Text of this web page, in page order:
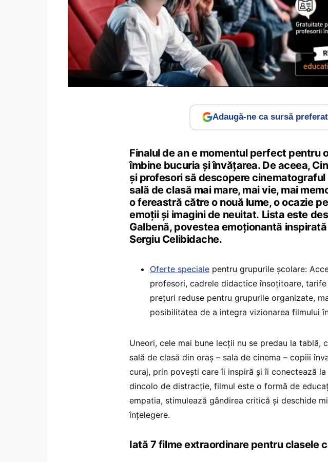
Adaugă-ne ca sursă
Finalul de an e momentul perfect pentru
îmbine bucuria și învățarea. De aceea,
și profesori să descopere
sală de clasă mai mare, mai vie, mai
o fereastră către o nouă lume, o ocazie
emoții și imagini de neuitat. Lista este
Galbenă, povestea emoționantă
Sergiu Celibidache.
Oferte speciale pentru grupurile școlare:
profesori, cadrele didactice însoțitoare,
prețuri reduse pentru grupurile organizate,
posibilitatea de a integra vizionarea filmului
Uneori, cele mai bune lecții nu se predau la tablă,
sală de clasă din oraș – sala de cinema – copiii
curaj, prin povești care îi inspiră și îi conectează
dincolo de distracție, filmul este o formă de
empatia, stimulează gândirea critică și deschide
înțelegere.
Iată 7 filme extraordinare pentru clasele